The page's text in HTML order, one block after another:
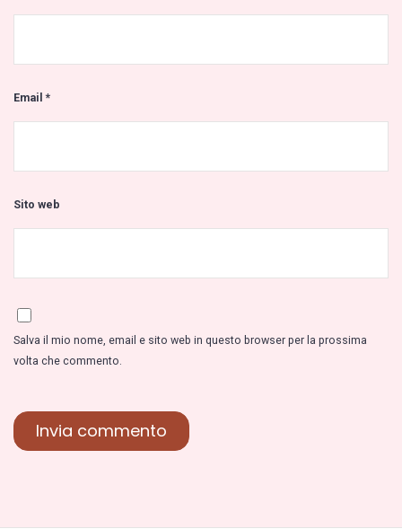
Email*
Sito web
Salva il mio nome, email e sito web in questo browser per la prossima
volta che commento.